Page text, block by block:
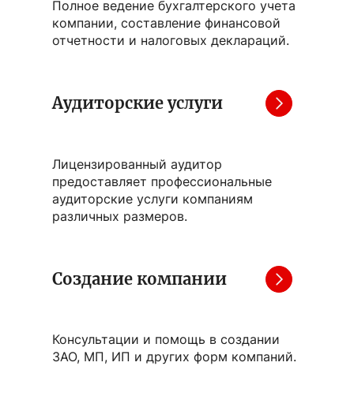
Полное ведение бухгалтерского учета
компании, составление финансовой
отчетности и налоговых деклараций.
Аудиторские услуги
Лицензированный аудитор
предоставляет профессиональные
аудиторские услуги компаниям
различных размеров.
Создание компании
Консультации и помощь в создании
ЗАО, МП, ИП и других форм компаний.